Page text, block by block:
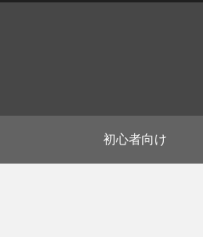
初心者向け